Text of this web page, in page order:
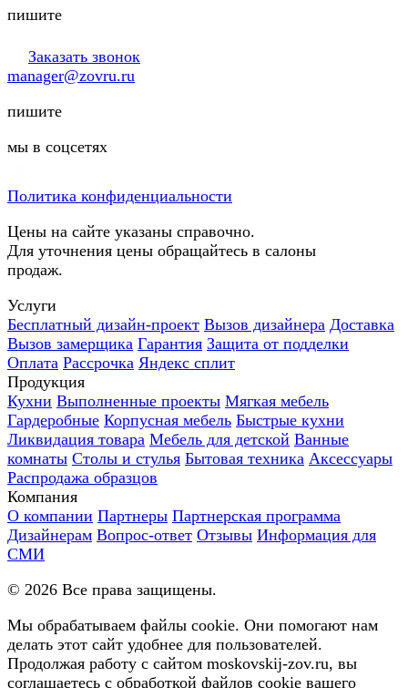
пишите
Заказать звонок
manager@zovru.ru
пишите
мы в соцсетях
Политика конфиденциальности
Цены на сайте указаны справочно.
Для уточнения цены обращайтесь в салоны
продаж.
Услуги
Бесплатный дизайн-проект Вызов дизайнера Доставка
Вызов замерщика Гарантия Защита от подделки
Оплата Рассрочка Яндекс сплит
Продукция
Кухни Выполненные проекты Мягкая мебель
Гардеробные Корпусная мебель Быстрые кухни
Ликвидация товара Мебель для детской Ванные
комнаты Столы и стулья Бытовая техника Аксессуары
Распродажа образцов
Компания
О компании Партнеры Партнерская программа
Дизайнерам Вопрос-ответ Отзывы Информация для
СМИ
© 2026 Все права защищены.
Мы обрабатываем файлы cookie. Они помогают нам
делать этот сайт удобнее для пользователей.
Продолжая работу с сайтом moskovskij-zov.ru, вы
соглашаетесь с обработкой файлов cookie вашего